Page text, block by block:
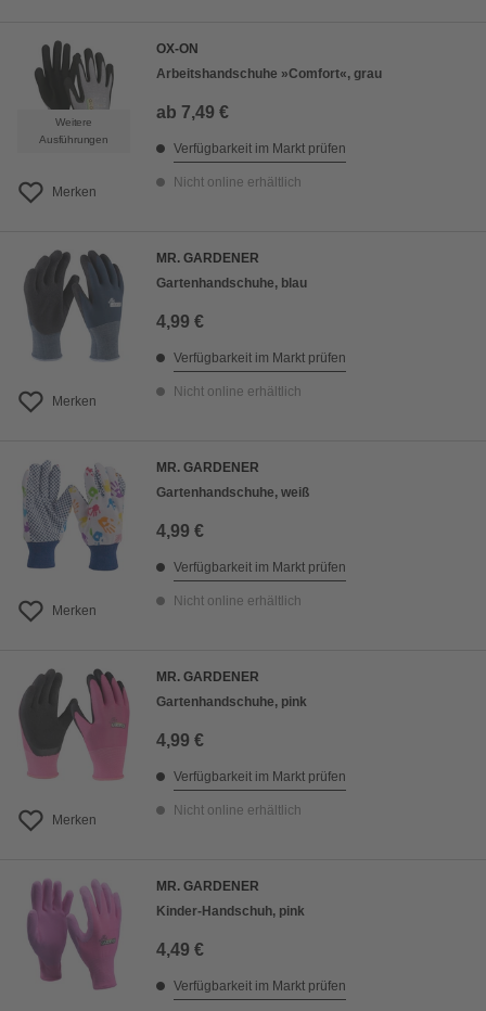
Weitere
Ausführungen
Merken
OX-ON
Arbeitshandschuhe »Comfort«, grau
ab 7,49 €
Verfügbarkeit im Markt prüfen
Nicht online erhältlich
Merken
MR. GARDENER
Gartenhandschuhe, blau
4,99 €
Verfügbarkeit im Markt prüfen
Nicht online erhältlich
Merken
MR. GARDENER
Gartenhandschuhe, weiß
4,99 €
Verfügbarkeit im Markt prüfen
Nicht online erhältlich
Merken
MR. GARDENER
Gartenhandschuhe, pink
4,99 €
Verfügbarkeit im Markt prüfen
Nicht online erhältlich
MR. GARDENER
Kinder-Handschuh, pink
4,49 €
Verfügbarkeit im Markt prüfen